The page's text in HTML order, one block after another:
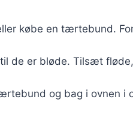
købe en tærtebund.
de er bløde. Tilsæt
og bag i ovnen i